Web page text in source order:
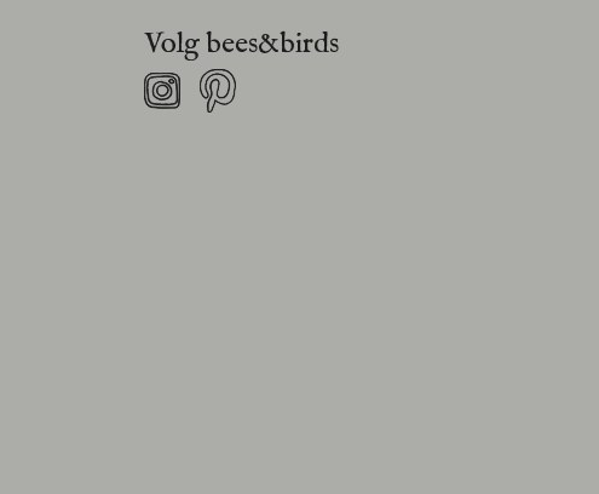
Volg bees&birds